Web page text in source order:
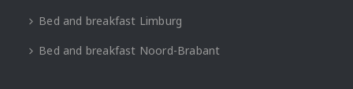
Bed and breakfast Limburg
Bed and breakfast Noord-Brabant